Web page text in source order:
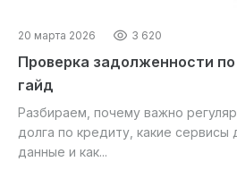
20 марта 2026 3 620
Проверка задолженности
гайд
Разбираем, почему важно
долга по кредиту, какие
данные и как...